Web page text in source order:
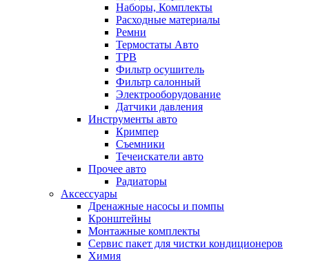
Наборы, Комплекты
Расходные материалы
Ремни
Термостаты Авто
ТРВ
Фильтр осушитель
Фильтр салонный
Электрооборудование
Датчики давления
Инструменты авто
Кримпер
Съемники
Течеискатели авто
Прочее авто
Радиаторы
Аксессуары
Дренажные насосы и помпы
Кронштейны
Монтажные комплекты
Сервис пакет для чистки кондиционеров
Химия